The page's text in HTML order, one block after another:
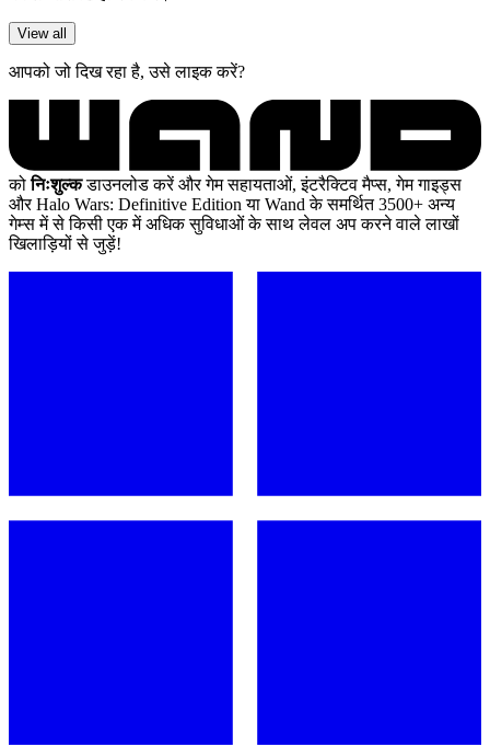
View all
आपको जो दिख रहा है, उसे लाइक करें?
कोनिःशुल्कडाउनलोड करें और गेम सहायताओं, इंटरैक्टिव मैप्स, गेम गाइड्स
और Halo Wars: Definitive Edition या Wand के समर्थित 3500+ अन्य
गेम्स में से किसी एक में अधिक सुविधाओं के साथ लेवल अप करने वाले लाखों
खिलाड़ियों से जुड़ें!